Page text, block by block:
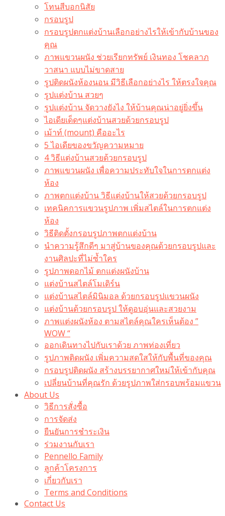
โทนสีบอกนิสัย
กรอบรูป
กรอบรูปตกแต่งบ้านเลือกอย่างไรให้เข้ากับบ้านของ
คุณ
ภาพแขวนผนัง ช่วยเรียกทรัพย์ เงินทอง โชคลาภ
วาสนา แบบไม่ขาดสาย
รูปติดผนังห้องนอน มีวิธีเลือกอย่างไร ให้ตรงใจคุณ
รูปแต่งบ้าน สวยๆ
รูปแต่งบ้าน จัดวางยังไง ให้บ้านคุณน่าอยู่ยิ่งขึ้น
ไอเดียเด็ดๆแต่งบ้านสวยด้วยกรอบรูป
เม้าท์ (mount) คืออะไร​
5 ไอเดียของขวัญความหมาย
4 วิธีแต่งบ้านสวยด้วยกรอบรูป
ภาพแขวนผนัง เพื่อความประทับใจในการตกแต่ง
ห้อง
ภาพตกแต่งบ้าน วิธีแต่งบ้านให้สวยด้วยกรอบรูป
เทคนิคการแขวนรูปภาพ เพิ่มสไตล์ในการตกแต่ง
ห้อง
วิธีติดตั้งกรอบรูปภาพตกแต่งบ้าน
นำความรู้สึกดีๆ มาสู่บ้านของคุณด้วยกรอบรูปและ
งานศิลปะที่ไม่ซ้ำใคร
รูปภาพดอกไม้ ตกแต่งผนังบ้าน
แต่งบ้านสไตล์โมเดิร์น
แต่งบ้านสไตล์มินิมอล ด้วยกรอบรูปแขวนผนัง
แต่งบ้านด้วยกรอบรูป ให้ดูอบอุ่นและสวยงาม
ภาพแต่งผนังห้อง ตามสไตล์คุณใครเห็นต้อง ”
WOW “
ออกเดินทางไปกับเราด้วย ภาพท่องเที่ยว
รูปภาพติดผนัง เพิ่มความสดใสให้กับพื้นที่ของคุณ
กรอบรูปติดผนัง สร้างบรรยากาศใหม่ให้เข้ากับคุณ
เปลี่ยนบ้านที่คุณรัก ด้วยรูปภาพใส่กรอบพร้อมแขวน​
About Us
วิธีการสั่งซื้อ
การจัดส่ง
ยืนยันการชำระเงิน
ร่วมงานกับเรา
Pennello Family
ลูกค้าโครงการ
เกี่ยวกับเรา
Terms and Conditions
Contact Us